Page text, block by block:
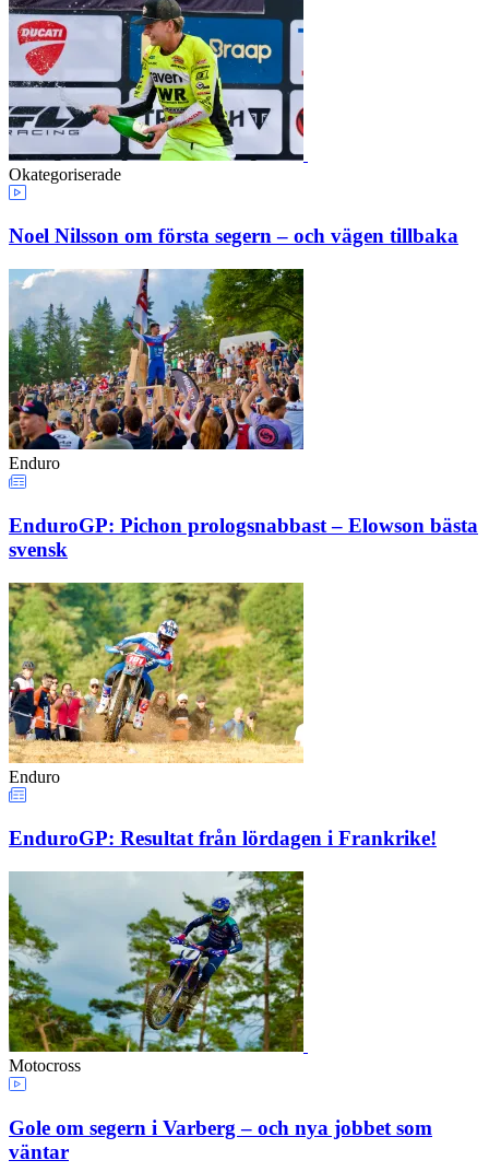
Okategoriserade
Noel Nilsson om första segern – och vägen tillbaka
Enduro
EnduroGP: Pichon prologsnabbast – Elowson bästa
svensk
Enduro
EnduroGP: Resultat från lördagen i Frankrike!
Motocross
Gole om segern i Varberg – och nya jobbet som
väntar